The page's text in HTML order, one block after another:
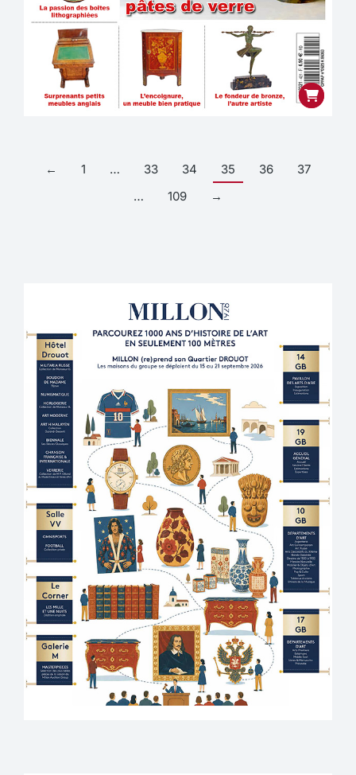
← 1 … 33 34 35 36
37
…
109 →